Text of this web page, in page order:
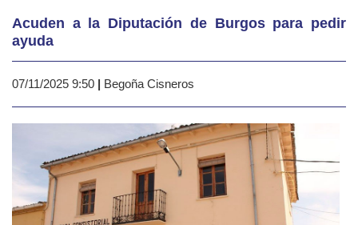
Acuden a la Diputación de Burgos para pedir
ayuda
07/11/2025 9:50 | Begoña Cisneros